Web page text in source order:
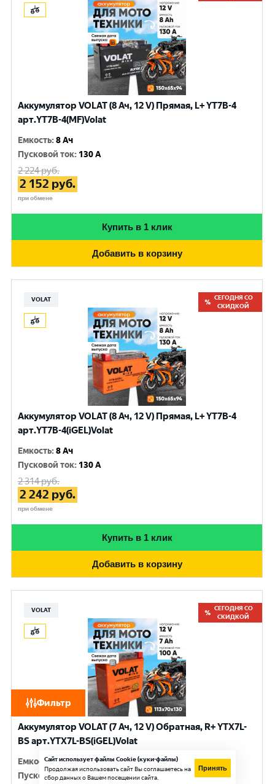
Фильтр
Аккумулятор VOLAT (8 Ач, 12 V) Прямая, L+ YT7B-4
арт.YT7B-4(MF)Volat
Емкость:8 Ач
Пусковой ток: 130 A
2 224руб.
2 152 руб.
при обмене
Купить в 1 клик
Добавить в корзину
VOLAT
СЕГОДНЯ СО
СКИДКОЙ
Аккумулятор VOLAT (8 Ач, 12 V) Прямая, L+ YT7B-4
арт.YT7B-4(iGEL)Volat
Емкость:8 Ач
Пусковой ток: 130 A
2 314руб.
2 242 руб.
при обмене
Купить в 1 клик
Добавить в корзину
VOLAT
СЕГОДНЯ СО
СКИДКОЙ
Аккумулятор VOLAT (7 Ач, 12 V) Обратная, R+ YTX7L-
BS арт.YTX7L-BS(iGEL)Volat
Емкость:7 Ач
Пусковой ток:100 A
Сайт использует файлы Cookie (куки-файлы)
Продолжая использовать сайт Вы соглашаетесь на
сбор данных о Вашем посещении сайта.
Принять